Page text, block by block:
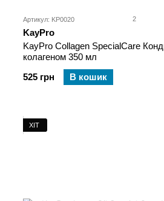
Артикул: KP0020 2
KayPro
KayPro Collagen SpecialCare
колагеном 350 мл
525 грн
В кошик
ХІТ